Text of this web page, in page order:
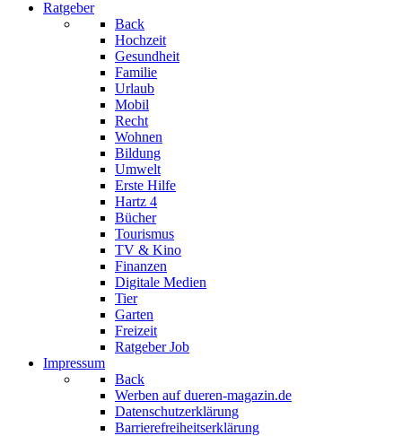
Ratgeber
Back
Hochzeit
Gesundheit
Familie
Urlaub
Mobil
Recht
Wohnen
Bildung
Umwelt
Erste Hilfe
Hartz 4
Bücher
Tourismus
TV & Kino
Finanzen
Digitale Medien
Tier
Garten
Freizeit
Ratgeber Job
Impressum
Back
Werben auf dueren-magazin.de
Datenschutzerklärung
Barrierefreiheitserklärung